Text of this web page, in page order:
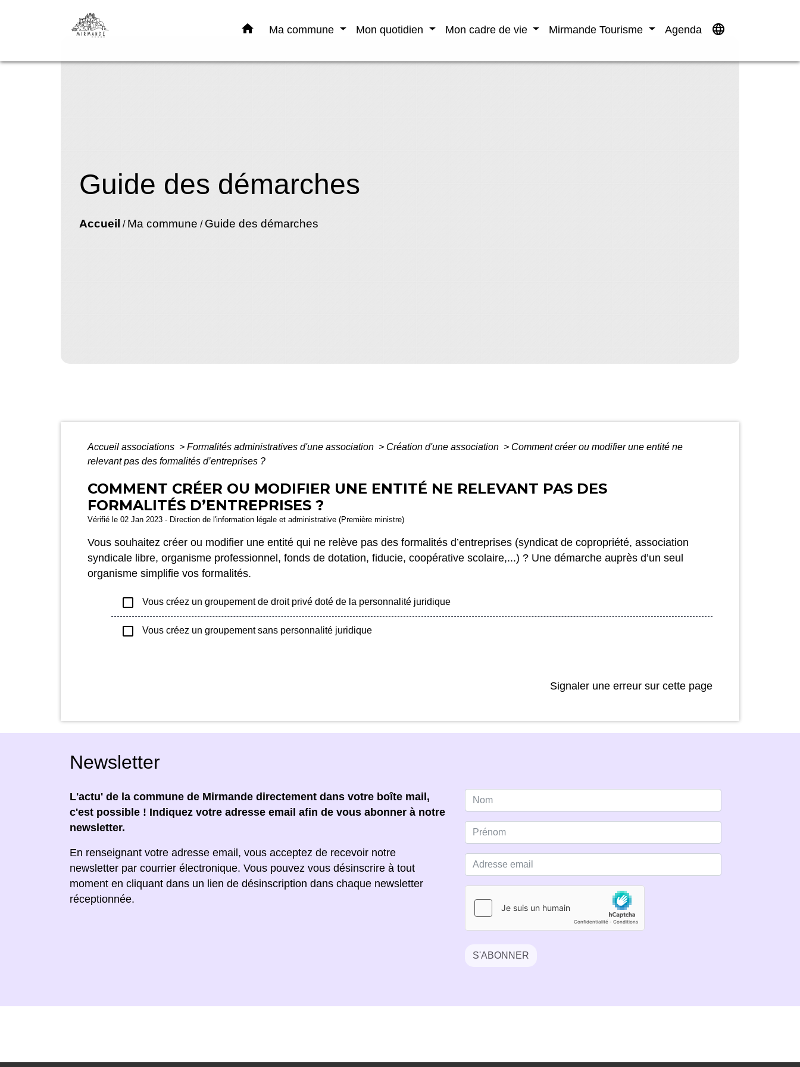
home Ma commune Mon quotidien Mon cadre de vie Mirmande Tourisme Agenda language
Guide des démarches
Accueil / Ma commune / Guide des démarches
Accueil associations > Formalités administratives d'une association > Création d'une association > Comment créer ou modifier une entité ne
relevant pas des formalités d’entreprises ?
COMMENT CRÉER OU MODIFIER UNE ENTITÉ NE RELEVANT PAS DES
FORMALITÉS D’ENTREPRISES ?
Vérifié le 02 Jan 2023 - Direction de l'information légale et administrative (Première ministre)
Vous souhaitez créer ou modifier une entité qui ne relève pas des formalités d’entreprises (syndicat de copropriété, association
syndicale libre, organisme professionnel, fonds de dotation, fiducie, coopérative scolaire,...) ? Une démarche auprès d’un seul
organisme simplifie vos formalités.
check_box_outline_blank Vous créez un groupement de droit privé doté de la personnalité juridique
check_box_outline_blank Vous créez un groupement sans personnalité juridique
Signaler une erreur sur cette page
Newsletter
L'actu' de la commune de Mirmande directement dans votre boîte mail,
c'est possible ! Indiquez votre adresse email afin de vous abonner à notre
newsletter.
En renseignant votre adresse email, vous acceptez de recevoir notre
newsletter par courrier électronique. Vous pouvez vous désinscrire à tout
moment en cliquant dans un lien de désinscription dans chaque newsletter
réceptionnée.
S'ABONNER